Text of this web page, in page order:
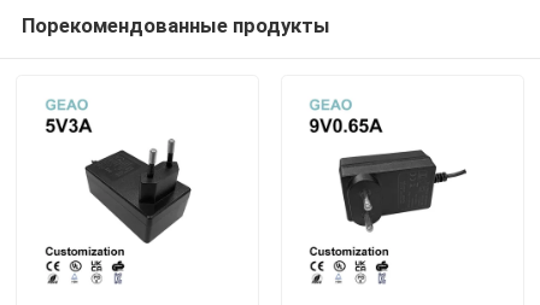
Порекомендованные продукты